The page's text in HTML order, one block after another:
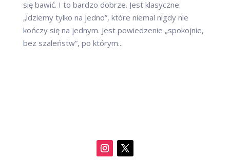
się bawić. I to bardzo dobrze. Jest klasyczne:
„idziemy tylko na jedno”, które niemal nigdy nie
kończy się na jednym. Jest powiedzenie „spokojnie,
bez szaleństw”, po którym...